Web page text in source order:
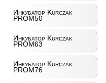
Инкубатор Kurczak
PROM50
Инкубатор Kurczak
PROM63
Инкубатор Kurczak
PROM76